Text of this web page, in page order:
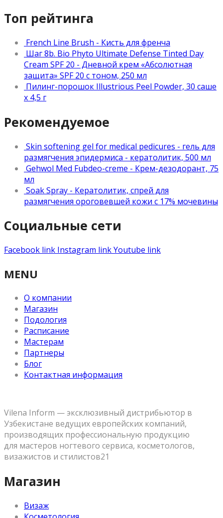
Топ рейтинга
French Line Brush - Кисть для френча
Шаг 8b. Bio Phyto Ultimate Defense Tinted Day
Cream SPF 20 - Дневной крем «Абсолютная
защита» SPF 20 с тоном, 250 мл
Пилинг-порошок Illustrious Peel Powder, 30 саше
х 4,5 г
Рекомендуемое
Skin softening gel for medical pedicures - гель для
размягчения эпидермиса - кератолитик, 500 мл
Gehwol Med Fubdeo-creme - Крем-дезодорант, 75
мл
Soak Spray - Кератолитик, спрей для
размягчения ороговевшей кожи с 17% мочевины
Социальные сети
Facebook link Instagram linkYoutube link
MENU
О компании
Магазин
Подология
Расписание
Мастерам
Партнеры
Блог
Контактная информация
Vilena Inform — эксклюзивный дистрибьютор в
Узбекистане ведущих европейских компаний,
производящих профессиональную продукцию
для мастеров ногтевого сервиса, косметологов,
визажистов и стилистов21
Магазин
Визаж